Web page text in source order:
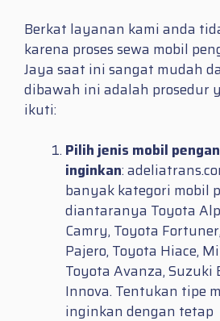
Berkat layanan kami anda
karena proses sewa mobil
Jaya saat ini sangat mudah
dibawah ini adalah prosedur
ikuti:
Pilih jenis mobil
inginkan:
banyak kategori mobil
diantaranya Toyota
Camry, Toyota
Pajero, Toyota Hiace,
Toyota Avanza, Suzuki
Innova. Tentukan tipe
inginkan dengan tetap